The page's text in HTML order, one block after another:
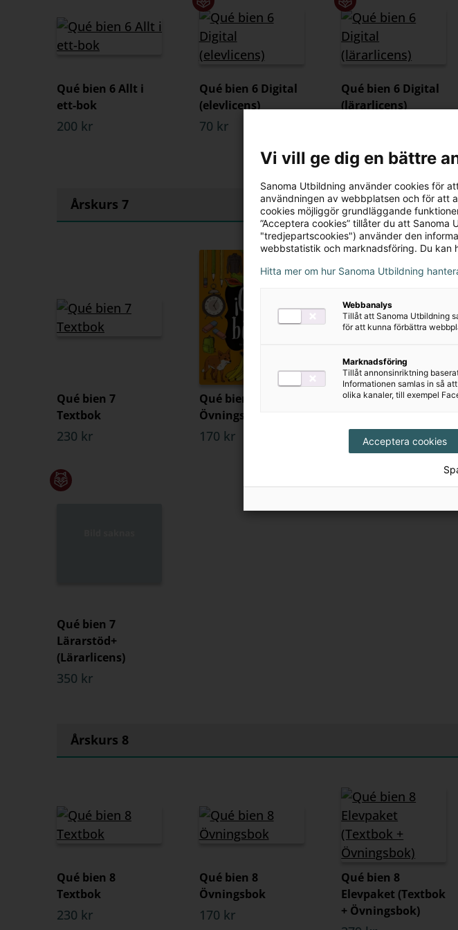
Qué bien 6 Allt i
ett-bok
200 kr
Qué bien 6 Digital
(elevlicens)
70 kr
Qué bien 6 Digital
(lärarlicens)
Årskurs 7
Qué bien 7
Textbok
230 kr
Qué bien 7
Övningsbok
170 kr
Qué bien 7
+ Övningsbok)
377 kr
Qué bien 7
Lärarstöd+
(Lärarlicens)
350 kr
Årskurs 8
Qué bien 8
Textbok
230 kr
Qué bien 8
Övningsbok
170 kr
Qué bien 8
Elevpaket (Textbok
+ Övningsbok)
Vi vill ge dig en bättre
Sanoma Utbildning använder cookies för
användningen av webbplatsen och för att
cookies möjliggör grundläggande
”Acceptera cookies” tillåter du att
"tredjepartscookies") använder den
webbstatistik och marknadsföring. Du kan
Hitta mer om hur Sanoma Utbildning
Webbanalys
Tillåt att Sanoma Utbildning
för att kunna förbättra
Marknadsföring
Tillåt annonsinriktning
Informationen samlas in så
olika kanaler, till exempel
Acceptera cookies